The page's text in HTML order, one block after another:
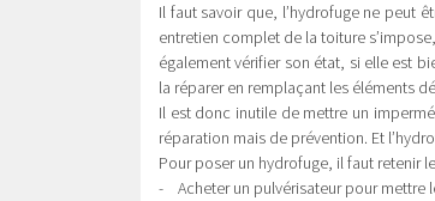
Il faut savoir que, l’hydrofuge ne peut
entretien complet de la toiture
également vérifier son état, si elle est
la réparer en remplaçant les éléments
Il est donc inutile de mettre un
réparation mais de prévention. Et
Pour poser un hydrofuge, il faut retenir
- Acheter un pulvérisateur pour mettre